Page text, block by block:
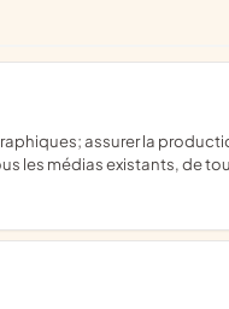
les médias existants, de